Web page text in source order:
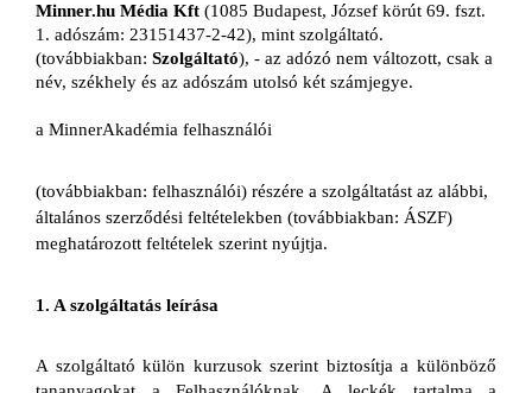
Minner.hu Média Kft (1085 Budapest, József körút 69. fszt.
(továbbiakban: Szolgáltató), - az adózó nem változott, csak a
név, székhely és az adószám utolsó két számjegye.
a MinnerAkadémia felhasználói
(továbbiakban: felhasználói) részére a szolgáltatást az alábbi,
általános szerződési feltételekben (továbbiakban: ÁSZF)
meghatározott feltételek szerint nyújtja.
1. A szolgáltatás leírása
A szolgáltató külön kurzusok szerint biztosítja a különböző